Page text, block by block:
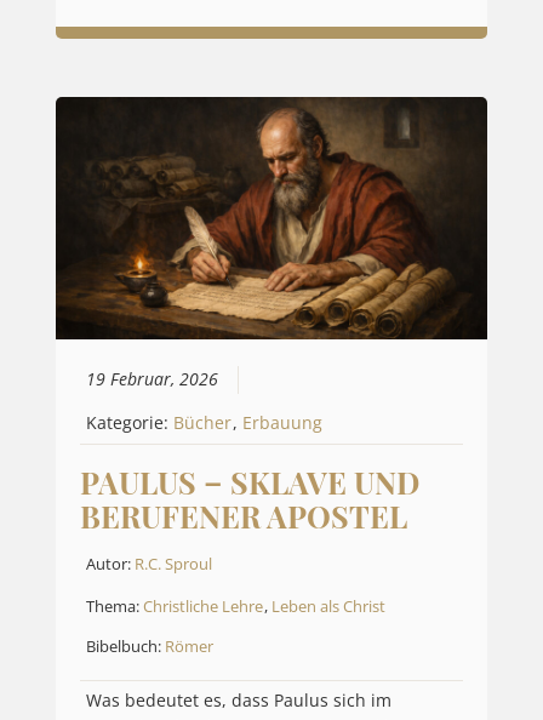
19 Februar, 2026
Kategorie: Bücher, Erbauung
PAULUS – SKLAVE UND
BERUFENER APOSTEL
Autor: R.C. Sproul
Thema:Christliche Lehre, Leben als Christ
Bibelbuch: Römer
Was bedeutet es, dass Paulus sich im